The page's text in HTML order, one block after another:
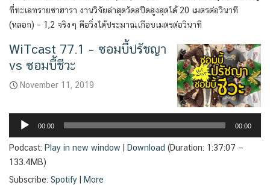
ที่ทะเลทรายซาฮารา งานวิจัยล่าสุดวัดสปีดสูงสุดได้ 20 เมตรต่อวินาที
(หลอก) – 1,2 จริงๆ คือวิ่งได้ประมาณเกือบเมตรต่อวินาที
WiTcast 77.1 – ซอมบี้ปรัชญา
vs ซอมบี้ชีวะ
November 11, 2019
Player
00:00 00:00
Podcast: Play in new window | Download (Duration: 1:37:07 —
133.4MB)
Subscribe: Spotify | More